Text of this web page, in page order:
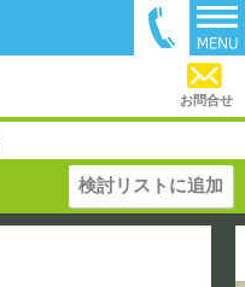
お問合せ
検討リストに追加